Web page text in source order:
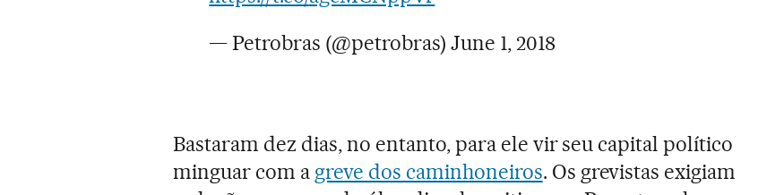
— Petrobras (@petrobras)June 1, 2018
Bastaram dez dias, no entanto, para ele vir seu capital político
minguar com a greve dos caminhoneiros. Os grevistas exigiam